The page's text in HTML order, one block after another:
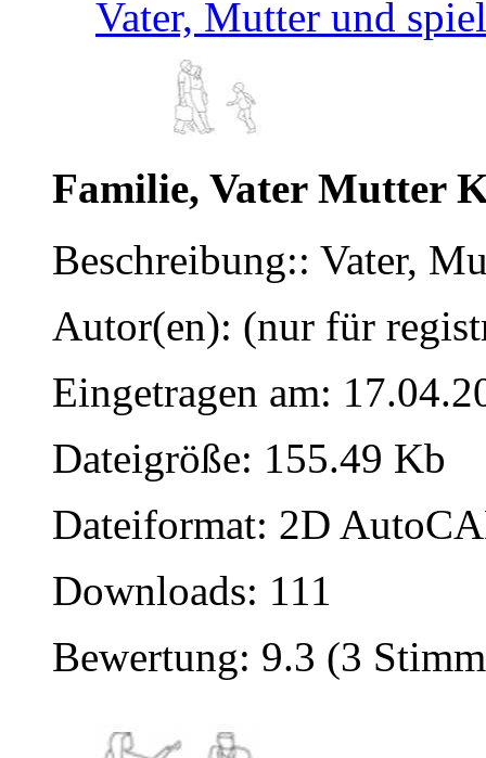
Vater, Mutter und
Familie, Vater Mutter
Beschreibung:: Vater,
Autor(en): (nur für
Eingetragen am:
Dateigröße: 155.49 Kb
Dateiformat: 2D
Downloads: 111
Bewertung: 9.3 (3